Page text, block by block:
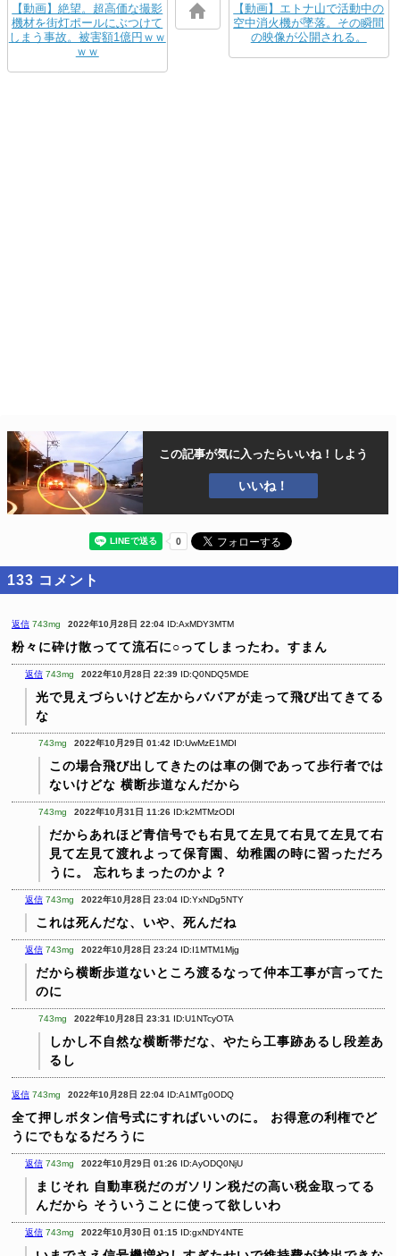
【動画】絶望。超高価な撮影
機材を街灯ポールにぶつけて
しまう事故。被害額1億円ｗｗ
ｗｗ
【動画】エトナ山で活動中の
空中消火機が墜落。その瞬間
の映像が公開される。
この記事が気に入ったらいいね！しよう
いいね！
133 コメント
返信 743mg 2022年10月28日 22:04 ID:AxMDY3MTM
粉々に砕け散ってて流石に○ってしまったわ。すまん
返信 743mg 2022年10月28日 22:39 ID:Q0NDQ5MDE
光で見えづらいけど左からババアが走って飛び出てきてる
な
743mg 2022年10月29日 01:42 ID:UwMzE1MDI
この場合飛び出してきたのは車の側であって歩行者では
ないけどな 横断歩道なんだから
743mg 2022年10月31日 11:26 ID:k2MTMzODI
だからあれほど青信号でも右見て左見て右見て左見て右
見て左見て渡れよって保育園、幼稚園の時に習っただろ
うに。
忘れちまったのかよ？
返信 743mg 2022年10月28日 23:04 ID:YxNDg5NTY
これは死んだな、いや、死んだね
返信 743mg 2022年10月28日 23:24 ID:I1MTM1Mjg
だから横断歩道ないところ渡るなって仲本工事が言ってた
のに
743mg 2022年10月28日 23:31 ID:U1NTcyOTA
しかし不自然な横断帯だな、やたら工事跡あるし段差あ
るし
返信 743mg 2022年10月28日 22:04 ID:A1MTg0ODQ
全て押しボタン信号式にすればいいのに。
お得意の利権でど
うにでもなるだろうに
返信 743mg 2022年10月29日 01:26 ID:AyODQ0NjU
まじそれ 自動車税だのガソリン税だの高い税金取ってる
んだから そういうことに使って欲しいわ
返信 743mg 2022年10月30日 01:15 ID:gxNDY4NTE